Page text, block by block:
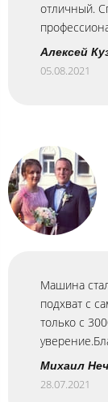
отличный.
Алексей
05.08.2021
Машина
подхват с
только с
Михаил
28.07.2021